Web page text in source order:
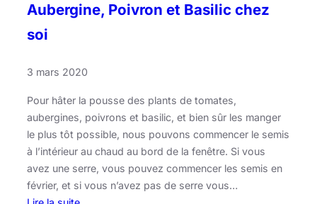
Aubergine, Poivron et Basilic chez
soi
3 mars 2020
Pour hâter la pousse des plants de tomates,
aubergines, poivrons et basilic, et bien sûr les manger
le plus tôt possible, nous pouvons commencer le semis
à l’intérieur au chaud au bord de la fenêtre. Si vous
avez une serre, vous pouvez commencer les semis en
février, et si vous n’avez pas de serre vous…